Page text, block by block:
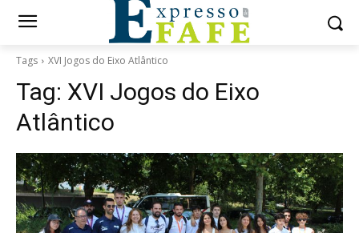
Tags XVI Jogos do Eixo Atlântico
Tag: XVI Jogos do Eixo
Atlântico